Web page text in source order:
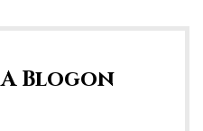
Blogon